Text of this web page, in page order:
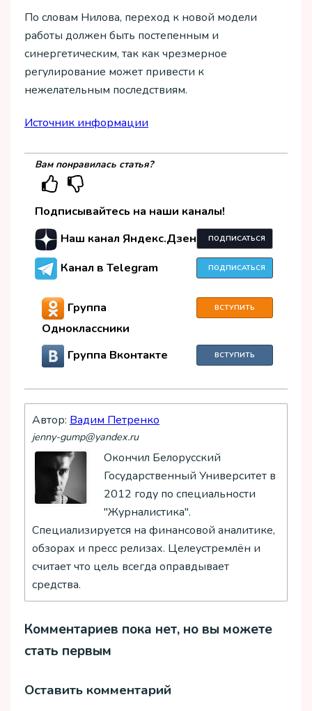
По словам Нилова, переход к новой модели
работы должен быть постепенным и
синергетическим, так как чрезмерное
регулирование может привести к
нежелательным последствиям.
Источник информации
Вам понравилась статья?
Подписывайтесь на наши каналы!
Наш канал Яндекс.Дзен
ПОДПИСАТЬСЯ
Канал в Telegram ПОДПИСАТЬСЯ
Группа
Одноклассники
ВСТУПИТЬ
Группа Вконтакте ВСТУПИТЬ
Автор: Вадим Петренко
jenny-gump@yandex.ru
Окончил Белорусский
Государственный Университет в
2012 году по специальности
"Журналистика".
Специализируется на финансовой аналитике,
обзорах и пресс релизах. Целеустремлён и
считает что цель всегда оправдывает
средства.
Комментариев пока нет, но вы можете
стать первым
Оставить комментарий